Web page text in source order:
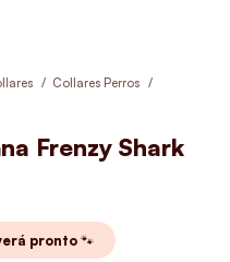
Collares Perros
Frenzy Shark
pronto 🐾